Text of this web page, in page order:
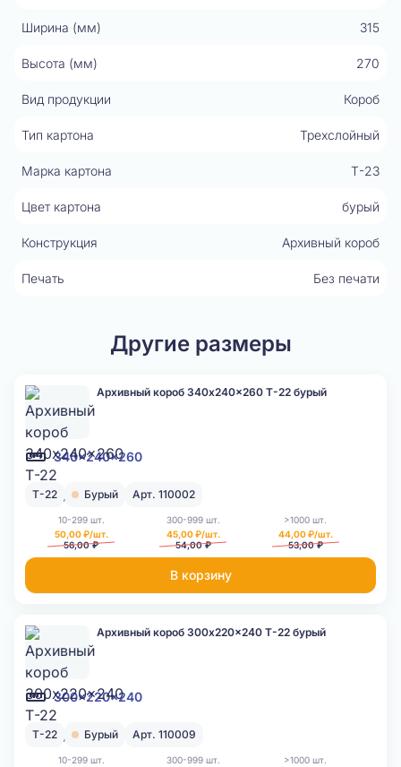
Ширина (мм) 315
Высота (мм) 270
Вид продукции Короб
Тип картона Трехслойный
Марка картона Т-23
Цвет картона бурый
Конструкция Архивный короб
Печать Без печати
Другие размеры
340x240x260
Архивный короб 340x240x260 Т-22 бурый
Т-22 Бурый Арт. 110002
10-299 шт.
50,00 ₽/шт.
56,00 ₽
300-999 шт.
45,00 ₽/шт.
54,00 ₽
>1000 шт.
44,00 ₽/шт.
53,00 ₽
В корзину
300x220x240
Архивный короб 300x220x240 Т-22 бурый
Т-22 Бурый Арт. 110009
10-299 шт. 300-999 шт. >1000 шт.